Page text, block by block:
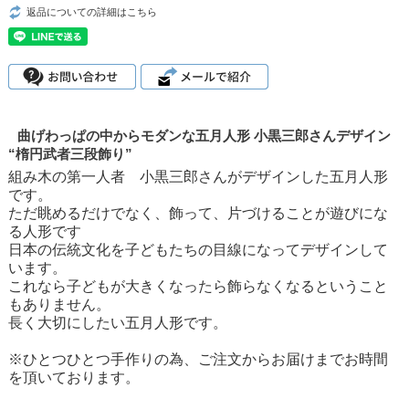
返品についての詳細はこちら
曲げわっぱの中からモダンな五月人形 小黒三郎さんデザイン
“楕円武者三段飾り”
組み木の第一人者 小黒三郎さんがデザインした五月人形
です。
ただ眺めるだけでなく、飾って、片づけることが遊びにな
る人形です
日本の伝統文化を子どもたちの目線になってデザインして
います。
これなら子どもが大きくなったら飾らなくなるということ
もありません。
長く大切にしたい五月人形です。
※ひとつひとつ手作りの為、ご注文からお届けまでお時間
を頂いております。